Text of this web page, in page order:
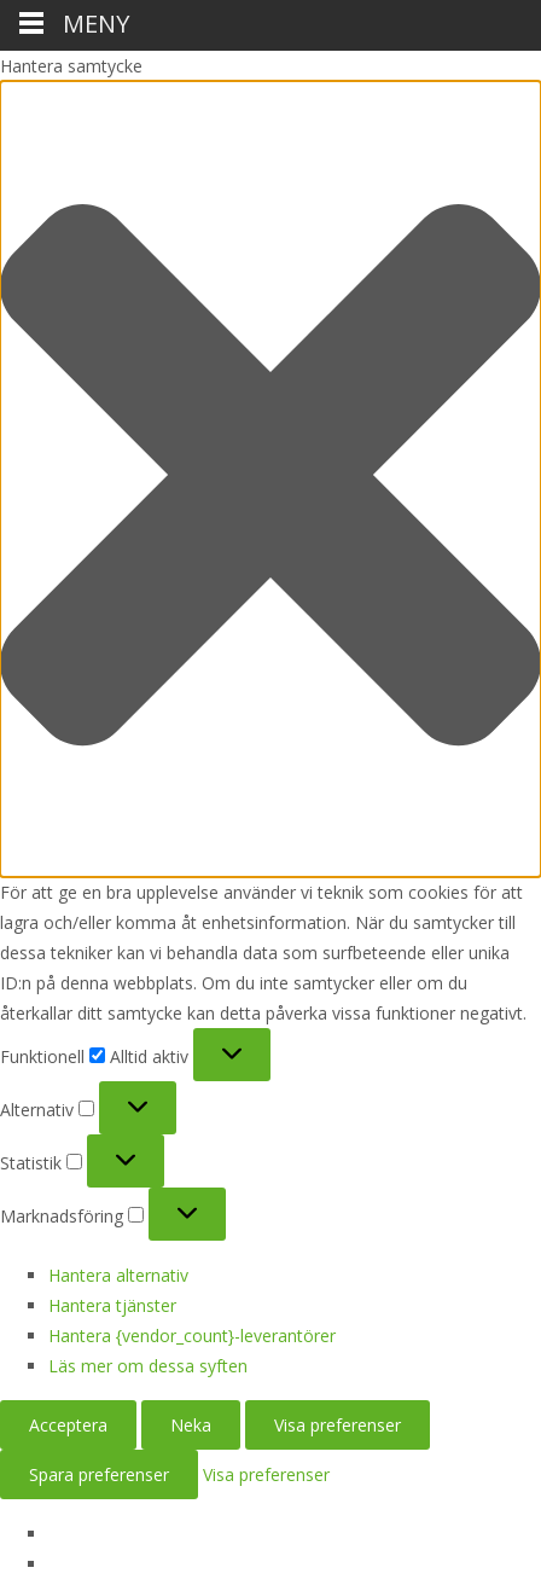
Hantera samtycke
För att ge en bra upplevelse använder vi teknik som cookies för att
lagra och/eller komma åt enhetsinformation. När du samtycker till
dessa tekniker kan vi behandla data som surfbeteende eller unika
ID:n på denna webbplats. Om du inte samtycker eller om du
återkallar ditt samtycke kan detta påverka vissa funktioner negativt.
Funktionell
Alltid aktiv
Alternativ
Statistik
Marknadsföring
Hantera alternativ
Hantera tjänster
Hantera {vendor_count}-leverantörer
Läs mer om dessa syften
Acceptera Neka Visa preferenser
Spara preferenser Visa preferenser
MENY